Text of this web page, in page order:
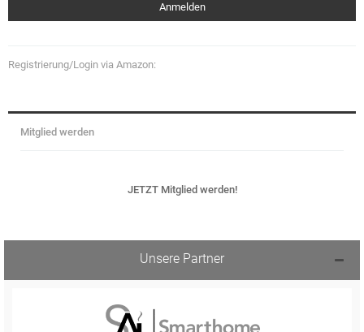
Registrierung/Login via Amazon:
Mitglied werden
JETZT Mitglied werden!
Unsere Partner